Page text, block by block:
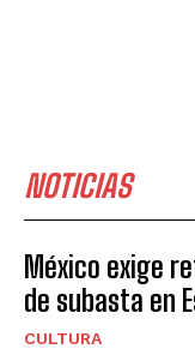
NOTICIAS
México exige
de subasta en
CULTURA